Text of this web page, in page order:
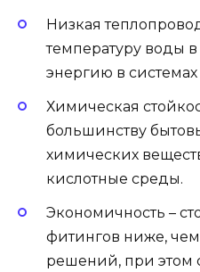
Низкая
температуру воды
энергию в
Химическая
большинству
химических
кислотные среды.
Экономичность –
фитингов ниже,
решений, при этом